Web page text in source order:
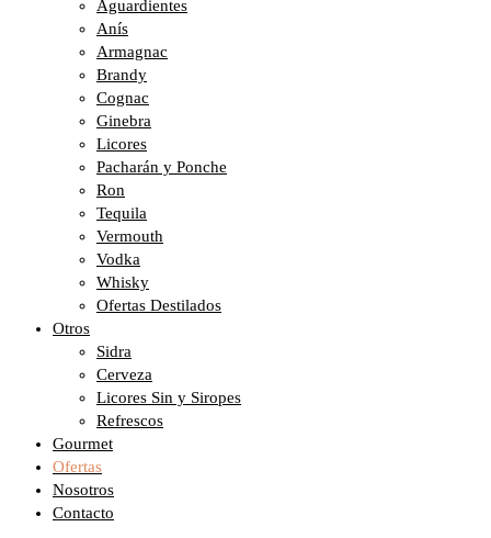
Aguardientes
Anís
Armagnac
Brandy
Cognac
Ginebra
Licores
Pacharán y Ponche
Ron
Tequila
Vermouth
Vodka
Whisky
Ofertas Destilados
Otros
Sidra
Cerveza
Licores Sin y Siropes
Refrescos
Gourmet
Ofertas
Nosotros
Contacto